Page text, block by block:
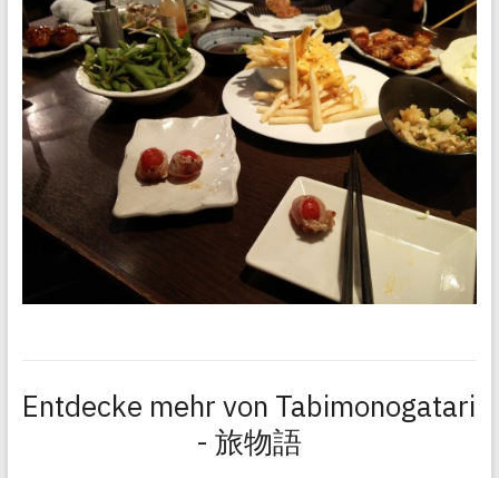
Entdecke mehr von Tabimonogatari
- 旅物語